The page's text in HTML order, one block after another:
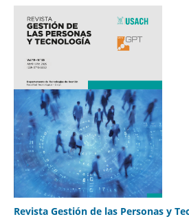
Revista Gestión de las Personas y